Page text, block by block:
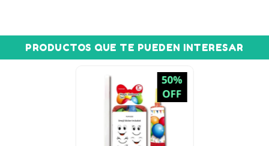
PRODUCTOS QUE TE PUEDEN INTERESAR